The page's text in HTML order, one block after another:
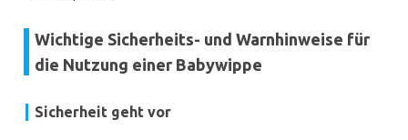
Wichtige Sicherheits- und Warnhinweise für
die Nutzung einer Babywippe
Sicherheit geht vor